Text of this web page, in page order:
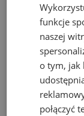
Fat Brain
funkcje
naszej
o tym, jak
połączyć